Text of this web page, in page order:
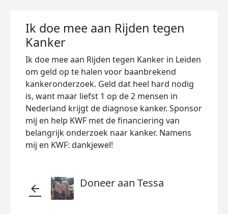
Ik doe mee aan Rijden tegen
Kanker
Ik doe mee aan Rijden tegen Kanker in Leiden
om geld op te halen voor baanbrekend
kankeronderzoek. Geld dat heel hard nodig
is, want maar liefst 1 op de 2 mensen in
Nederland krijgt de diagnose kanker. Sponsor
mij en help KWF met de financiering van
belangrijk onderzoek naar kanker. Namens
mij en KWF: dankjewel!
arrow_back Doneer aan Tessa